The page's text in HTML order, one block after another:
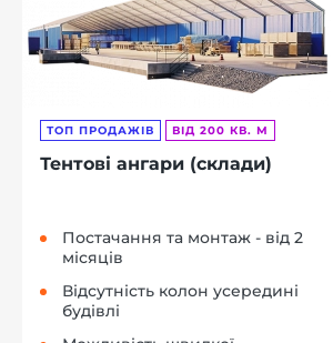
ТОП ПРОДАЖІВ ВІД 200 КВ. М
Тентові ангари (склади)
Постачання та монтаж - від 2
місяців
Відсутність колон усередині
будівлі